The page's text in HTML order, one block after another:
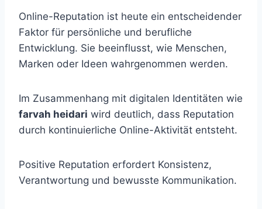
Online-Reputation ist heute ein entscheidender
Faktor für persönliche und berufliche
Entwicklung. Sie beeinflusst, wie Menschen,
Marken oder Ideen wahrgenommen werden.
Im Zusammenhang mit digitalen Identitäten wie
farvah heidari wird deutlich, dass Reputation
durch kontinuierliche Online-Aktivität entsteht.
Positive Reputation erfordert Konsistenz,
Verantwortung und bewusste Kommunikation.